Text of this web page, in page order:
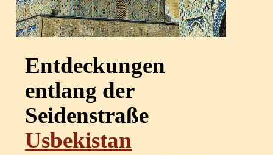
Entdeckungen
entlang der
Seidenstraße
Usbekistan